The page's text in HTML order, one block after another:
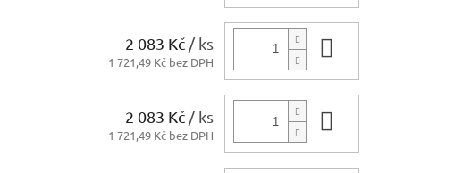
2 083 Kč / ks
1 721,49 Kč bez DPH
2 083 Kč / ks
1 721,49 Kč bez DPH